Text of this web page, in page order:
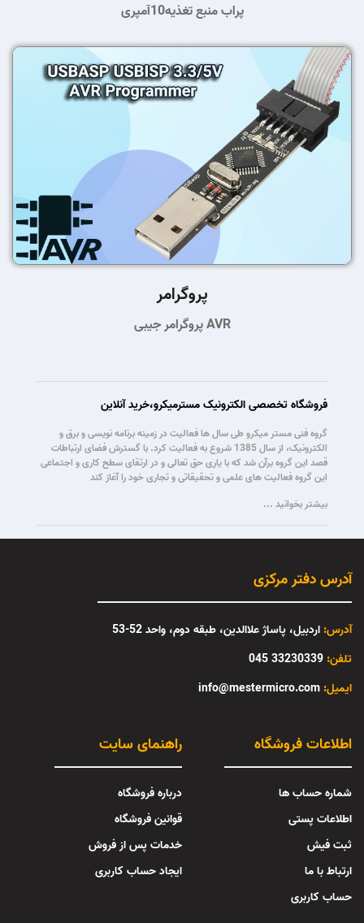
پراب منبع تغذیه10آمپری
پروگرامر
پروگرامر جیبی AVR
فروشگاه تخصصی الکترونیک مسترمیکرو،خرید آنلاین
گروه فنی مستر میکرو طی سال ها فعالیت در زمینه برنامه نویسی و برق و
الکترونیک، از سال 1385 شروع به فعالیت کرد. با گسترش فضای ارتباطات
قصد این گروه برآن شد که با یاری حق تعالی و در ارتقای سطح کاری و اجتماعی
این گروه فعالیت های علمی و تحقیقاتی و تجاری خود را آغاز کند
بیشتر بخوانید ...
آدرس دفتر مرکزی
آدرس: اردبیل، پاساژ علاالدین، طبقه دوم، واحد 52-53
تلفن: 33230339 045
info@mestermicro.com :ایمیل
راهنمای سایت
درباره فروشگاه
قوانین فروشگاه
خدمات پس از فروش
ایجاد حساب کاربری
اطلاعات فروشگاه
شماره حساب ها
اطلاعات پستی
ثبت فیش
ارتباط با ما
حساب کاربری